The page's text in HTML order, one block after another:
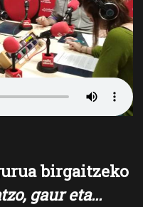
birgaitzeko
gaur eta...